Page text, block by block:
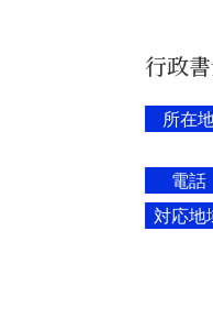
行政
所在
電話
対応地